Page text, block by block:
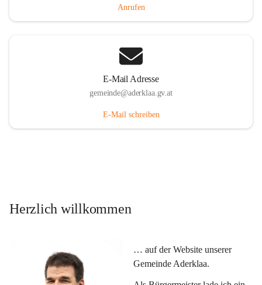
Anrufen
E-Mail Adresse
gemeinde@aderklaa.gv.at
E-Mail schreiben
Herzlich willkommen
… auf der Website unserer
Gemeinde Aderklaa.